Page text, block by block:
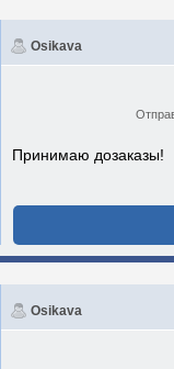
Osikava
Принимаю дозаказы!
Osikava